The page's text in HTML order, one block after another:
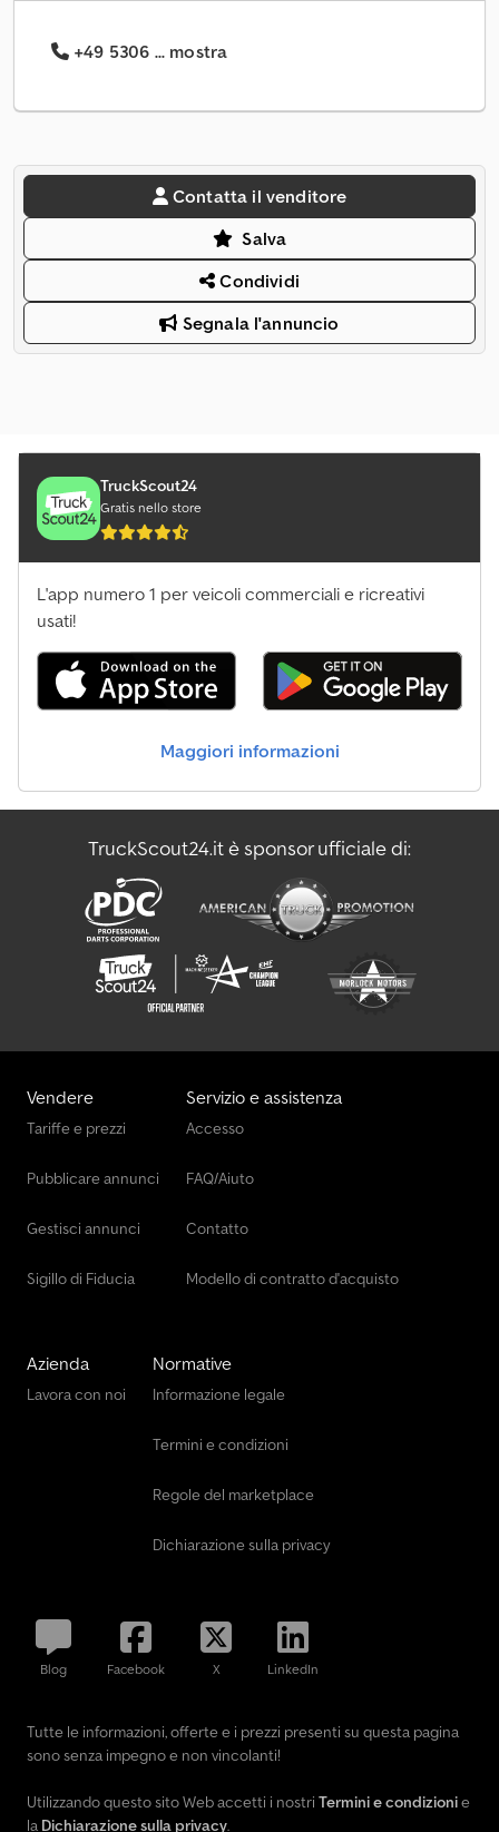
+49 5306 ... mostra
Contatta il venditore
Salva
Condividi
Segnala l'annuncio
TruckScout24
Gratis nello store
L'app numero 1 per veicoli commerciali e ricreativi
usati!
Maggiori informazioni
TruckScout24.it è sponsor ufficiale di:
Vendere
Tariffe e prezzi
Pubblicare annunci
Gestisci annunci
Sigillo di Fiducia
Servizio e assistenza
Accesso
FAQ/Aiuto
Contatto
Modello di contratto d'acquisto
Azienda
Lavora con noi
Normative
Informazione legale
Termini e condizioni
Regole del marketplace
Dichiarazione sulla privacy
Blog Facebook X LinkedIn
Tutte le informazioni, offerte e i prezzi presenti su questa pagina
sono senza impegno e non vincolanti!
Utilizzando questo sito Web accetti i nostri Termini e condizionie
la Dichiarazione sulla privacy.